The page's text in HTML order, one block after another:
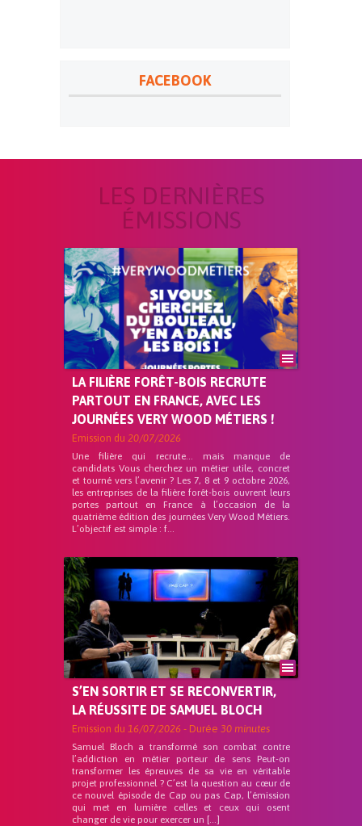
FACEBOOK
LES DERNIÈRES
ÉMISSIONS
LA FILIÈRE FORÊT-BOIS RECRUTE
PARTOUT EN FRANCE, AVEC LES
JOURNÉES VERY WOOD MÉTIERS !
Emission du 20/07/2026
Une filière qui recrute… mais manque de
candidats Vous cherchez un métier utile, concret
et tourné vers l’avenir ? Les 7, 8 et 9 octobre 2026,
les entreprises de la filière forêt-bois ouvrent leurs
portes partout en France à l’occasion de la
quatrième édition des journées Very Wood Métiers.
L’objectif est simple : f...
S’EN SORTIR ET SE RECONVERTIR,
LA RÉUSSITE DE SAMUEL BLOCH
Emission du 16/07/2026 - Durée 30 minutes
Samuel Bloch a transformé son combat contre
l’addiction en métier porteur de sens Peut-on
transformer les épreuves de sa vie en véritable
projet professionnel ? C’est la question au cœur de
ce nouvel épisode de Cap ou pas Cap, l’émission
qui met en lumière celles et ceux qui osent
changer de vie pour exercer un […]